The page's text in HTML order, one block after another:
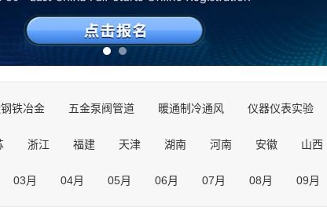
铁冶金 五金泵阀管道 暖通制冷通风 仪器仪表实验
节能环保处理 医疗器械制药 印刷包装纸业 公共
投资加盟连锁 美容美发首饰 旅游产业 综合展会
浙江 福建 天津 湖南 河南 安徽 山西
03月 04月 05月 06月 07月 08月 09月